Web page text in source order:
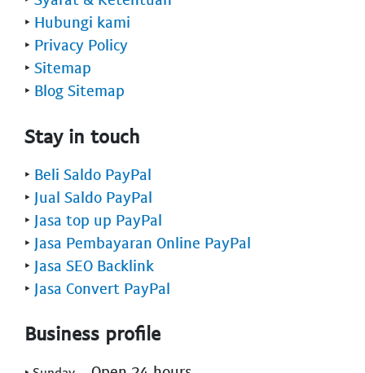
‣ Hubungi kami
‣ Privacy Policy
‣ Sitemap
‣ Blog Sitemap
Stay in touch
‣ Beli Saldo PayPal
‣ Jual Saldo PayPal
‣ Jasa top up PayPal
‣ Jasa Pembayaran Online PayPal
‣ Jasa SEO Backlink
‣ Jasa Convert PayPal
Business profile